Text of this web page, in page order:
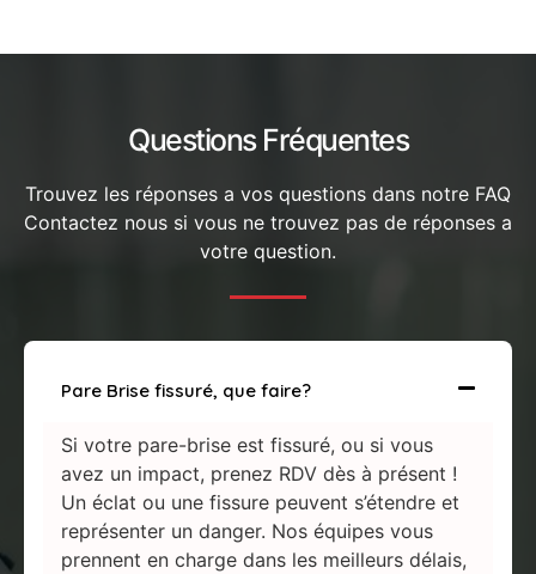
Questions Fréquentes
Trouvez les réponses a vos questions dans notre FAQ
Contactez nous si vous ne trouvez pas de réponses a
votre question.
Pare Brise fissuré, que faire?
Si votre pare-brise est fissuré, ou si vous
avez un impact, prenez RDV dès à présent !
Un éclat ou une fissure peuvent s’étendre et
représenter un danger. Nos équipes vous
prennent en charge dans les meilleurs délais,